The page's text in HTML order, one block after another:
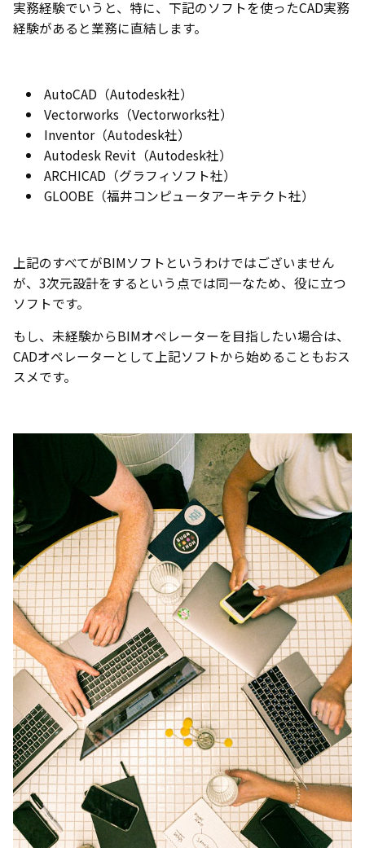
実務経験でいうと、特に、下記のソフトを使ったCAD実務
経験があると業務に直結します。
AutoCAD（Autodesk社）
Vectorworks（Vectorworks社）
Inventor（Autodesk社）
Autodesk Revit（Autodesk社）
ARCHICAD（グラフィソフト社）
GLOOBE（福井コンピュータアーキテクト社）
上記のすべてがBIMソフトというわけではございません
が、3次元設計をするという点では同一なため、役に立つ
ソフトです。
もし、未経験からBIMオペレーターを目指したい場合は、
CADオペレーターとして上記ソフトから始めることもおス
スメです。